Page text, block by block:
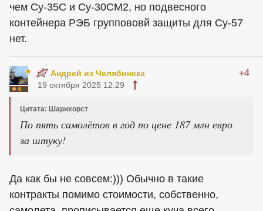
чем Су-35С и Су-30СМ2, но подвесного
контейнера РЭБ группововй защиты для Су-57
нет.
Андрей из Челябинска +4
19 октября 2025 12:29
Цитата: Шарнхорст
По пять самолётов в год по цене 187 млн евро
за штуку!
Да как бы не совсем:))) Обычно в такие
контракты помимо стоимости, собственно,